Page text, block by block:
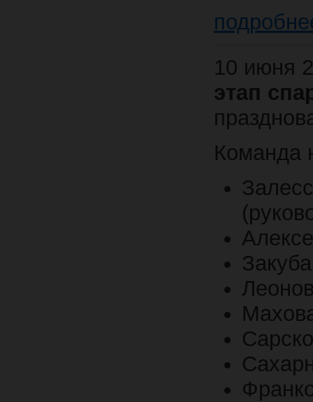
10 июня
этап
Команда